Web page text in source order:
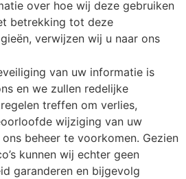
over hoe wij deze gebruiken
betrekking tot deze
verwijzen wij u naar ons
van uw informatie is
en we zullen redelijke
treffen om verlies,
wijziging van uw
beheer te voorkomen. Gezien
kunnen wij echter geen
garanderen en bijgevolg